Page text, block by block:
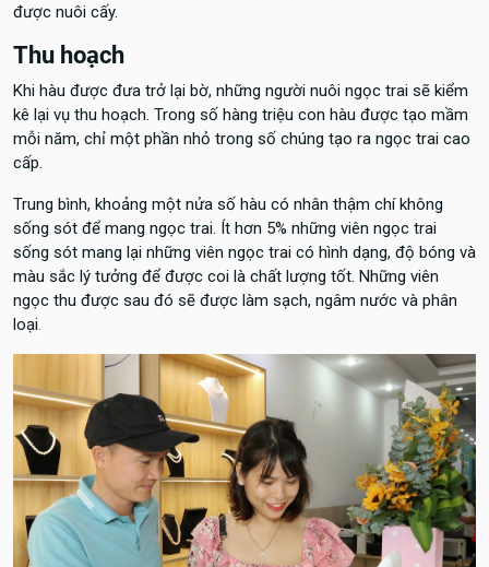
được nuôi cấy.
Thu hoạch
Khi hàu được đưa trở lại bờ, những người nuôi ngọc trai sẽ kiểm
kê lại vụ thu hoạch. Trong số hàng triệu con hàu được tạo mầm
mỗi năm, chỉ một phần nhỏ trong số chúng tạo ra ngọc trai cao
cấp.
Trung bình, khoảng một nửa số hàu có nhân thậm chí không
sống sót để mang ngọc trai. Ít hơn 5% những viên ngọc trai
sống sót mang lại những viên ngọc trai có hình dạng, độ bóng và
màu sắc lý tưởng để được coi là chất lượng tốt. Những viên
ngọc thu được sau đó sẽ được làm sạch, ngâm nước và phân
loại.